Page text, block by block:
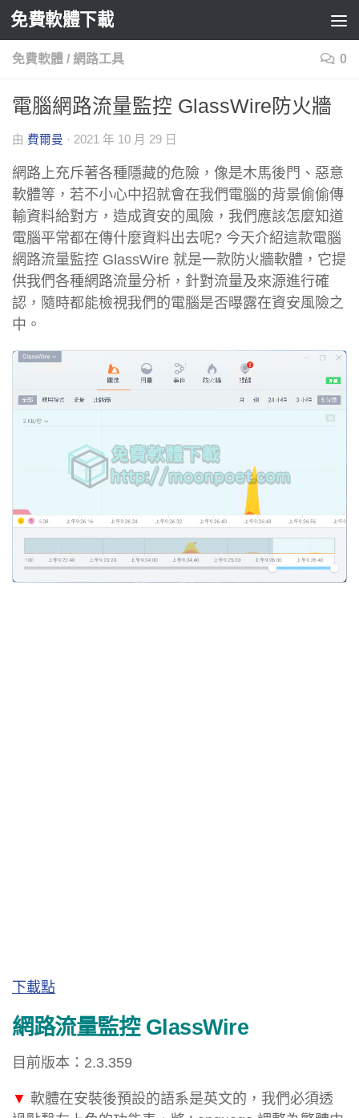
Skip to content
免費軟體下載
免費軟體 / 網路工具 0
電腦網路流量監控 GlassWire防火牆
由 費爾曼 · 2021 年 10 月 29 日
網路上充斥著各種隱藏的危險，像是木馬後門、惡意
軟體等，若不小心中招就會在我們電腦的背景偷偷傳
輸資料給對方，造成資安的風險，我們應該怎麼知道
電腦平常都在傳什麼資料出去呢? 今天介紹這款電腦
網路流量監控 GlassWire 就是一款防火牆軟體，它提
供我們各種網路流量分析，針對流量及來源進行確
認，隨時都能檢視我們的電腦是否曝露在資安風險之
中。
下載點
網路流量監控 GlassWire
目前版本：2.3.359
▼ 軟體在安裝後預設的語系是英文的，我們必須透